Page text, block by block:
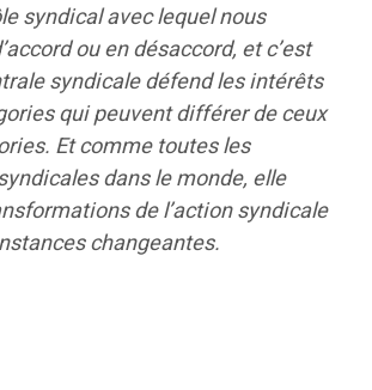
syndical avec lequel nous
ou en désaccord, et c’est
syndicale défend les intérêts
qui peuvent différer de ceux
Et comme toutes les
dans le monde, elle
de l’action syndicale
changeantes.